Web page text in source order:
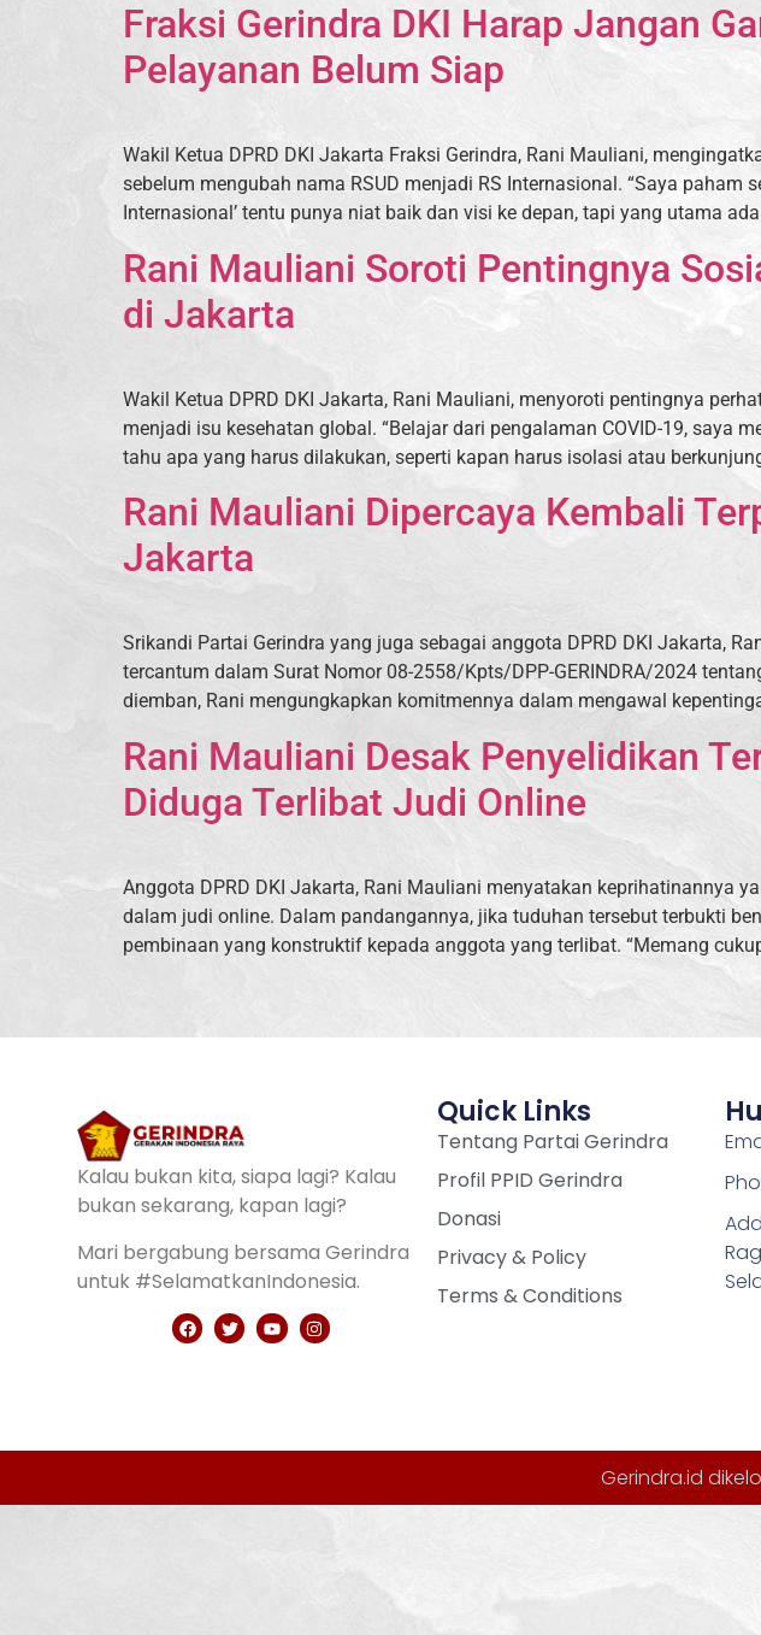
Fraksi Gerindra DKI Harap Jangan
Pelayanan Belum Siap
Wakil Ketua DPRD DKI Jakarta Fraksi Gerindra, Rani Mauliani,
sebelum mengubah nama RSUD menjadi RS Internasional. “Saya paham
Internasional’ tentu punya niat baik dan visi ke depan, tapi yang utama
Rani Mauliani Soroti Pentingnya
di Jakarta
Wakil Ketua DPRD DKI Jakarta, Rani Mauliani, menyoroti pentingnya
menjadi isu kesehatan global. “Belajar dari pengalaman COVID-19,
tahu apa yang harus dilakukan, seperti kapan harus isolasi atau
Rani Mauliani Dipercaya Kembali
Jakarta
Srikandi Partai Gerindra yang juga sebagai anggota DPRD DKI Jakarta,
tercantum dalam Surat Nomor 08-2558/Kpts/DPP-GERINDRA/2024
diemban, Rani mengungkapkan komitmennya dalam mengawal
Rani Mauliani Desak Penyelidikan
Diduga Terlibat Judi Online
Anggota DPRD DKI Jakarta, Rani Mauliani menyatakan keprihatinannya
dalam judi online. Dalam pandangannya, jika tuduhan tersebut terbukti
pembinaan yang konstruktif kepada anggota yang terlibat. “Memang
Kalau bukan kita, siapa lagi? Kalau
bukan sekarang, kapan lagi?
Mari bergabung bersama Gerindra
untuk #SelamatkanIndonesia.
Quick Links
Tentang Partai Gerindra
Profil PPID Gerindra
Donasi
Privacy & Policy
Terms & Conditions
Gerindra.id